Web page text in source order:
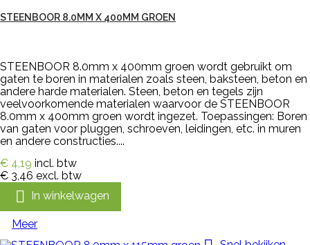
STEENBOOR 8.0MM X 400MM GROEN
STEENBOOR 8.0mm x 400mm groen wordt gebruikt om
gaten te boren in materialen zoals steen, baksteen, beton en
andere harde materialen. Steen, beton en tegels zijn
veelvoorkomende materialen waarvoor de STEENBOOR
8.0mm x 400mm groen wordt ingezet. Toepassingen: Boren
van gaten voor pluggen, schroeven, leidingen, etc. in muren
en andere constructies....
€ 4,19 incl. btw
€ 3,46 excl. btw
 In winkelwagen
Meer